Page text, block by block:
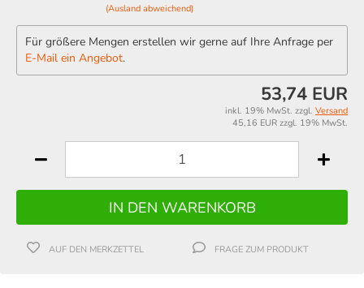
(Ausland abweichend)
Für größere Mengen erstellen wir gerne auf Ihre Anfrage per
E-Mail ein Angebot.
53,74 EUR
inkl. 19% MwSt. zzgl. Versand
45,16 EUR zzgl. 19% MwSt.
AUF DEN MERKZETTEL FRAGE ZUM PRODUKT